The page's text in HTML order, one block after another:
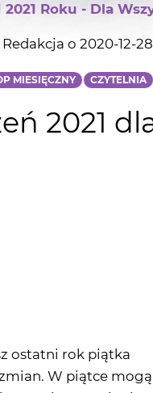
Roku - Dla
o 2020-12-28
MIESIĘCZNY CZYTELNIA
2021
ostatni rok piątka
W piątce mogą